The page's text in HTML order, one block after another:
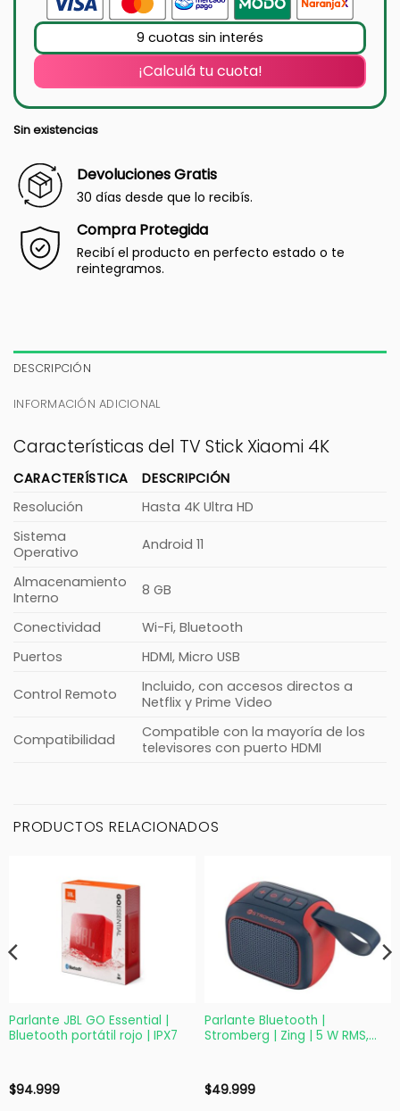
9 cuotas sin interés
¡Calculá tu cuota!
Sin existencias
Devoluciones Gratis
30 días desde que lo recibís.
Compra Protegida
Recibí el producto en perfecto estado o te
reintegramos.
DESCRIPCIÓN
INFORMACIÓN ADICIONAL
Características del TV Stick Xiaomi 4K
CARACTERÍSTICA
DESCRIPCIÓN
Resolución
Hasta 4K Ultra HD
Sistema
Operativo
Android 11
Almacenamiento
Interno
8 GB
Conectividad
Wi-Fi, Bluetooth
Puertos
HDMI, Micro USB
Control Remoto
Incluido, con accesos directos a
Netflix y Prime Video
Compatibilidad
Compatible con la mayoría de los
televisores con puerto HDMI
PRODUCTOS RELACIONADOS
Parlante JBL GO Essential |
Bluetooth portátil rojo | IPX7
$94.999
Parlante Bluetooth |
Stromberg | Zing | 5 W RMS,
$49.999